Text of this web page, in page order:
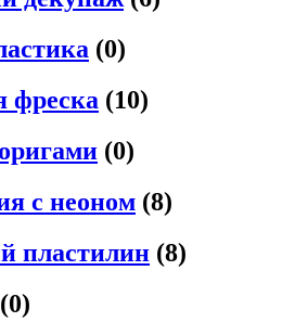
(0)
фреска (10)
(0)
с неоном (8)
пластилин (8)
(0)